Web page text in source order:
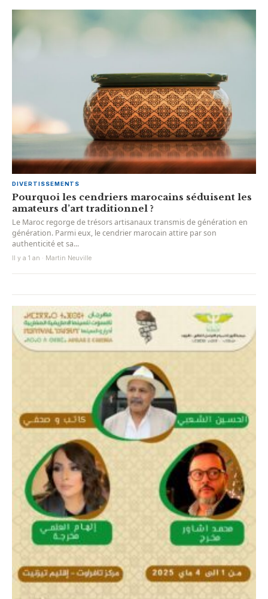
DIVERTISSEMENTS
Pourquoi les cendriers marocains séduisent les
amateurs d’art traditionnel ?
Le Maroc regorge de trésors artisanaux transmis de génération en
génération. Parmi eux, le cendrier marocain attire par son
authenticité et sa...
Il y a 1 an · Martin Neuville